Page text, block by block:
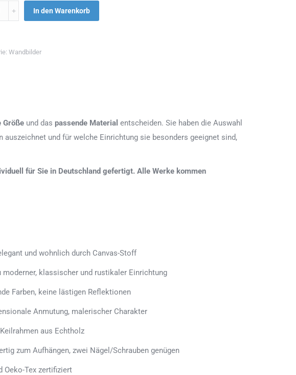
In den Warenkorb
Wandbilder
Größe und das passende Material entscheiden. Sie haben die Auswahl
und für welche Einrichtung sie besonders geeignet sind,
für Sie in Deutschland gefertigt. Alle Werke kommen
und wohnlich durch Canvas-Stoff
moderner, klassischer und rustikaler Einrichtung
Farben, keine lästigen Reflektionen
Anmutung, malerischer Charakter
aus Echtholz
zum Aufhängen, zwei Nägel/Schrauben genügen
Oeko-Tex zertifiziert